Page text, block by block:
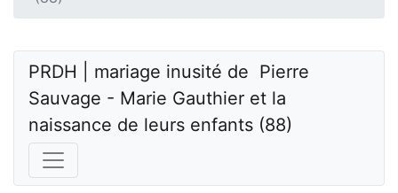
PRDH | mariage inusité de  Pierre
Sauvage - Marie Gauthier et la
naissance de leurs enfants (88)